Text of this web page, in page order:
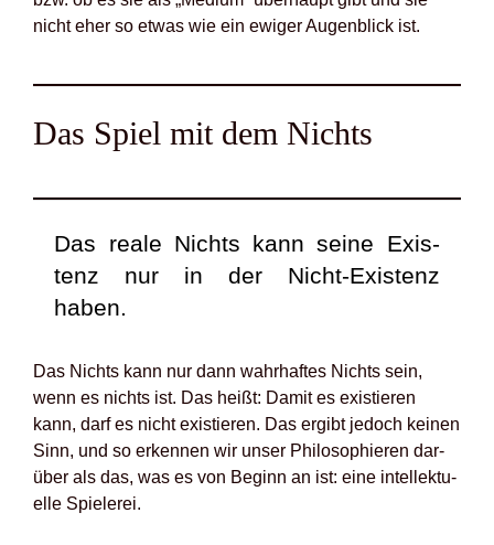
nicht eher so etwas wie ein ewi­ger Augen­blick ist.
Das Spiel mit dem Nichts
Das rea­le Nichts kann sei­ne Exis­
tenz nur in der Nicht-Exis­tenz
haben.
Das Nichts kann nur dann wahr­haf­tes Nichts sein,
wenn es nichts ist. Das heißt: Damit es exis­tie­ren
kann, darf es nicht exis­tie­ren. Das ergibt jedoch kei­nen
Sinn, und so erken­nen wir unser Phi­lo­so­phie­ren dar­
über als das, was es von Beginn an ist: eine intel­lek­tu­
el­le Spie­le­rei.